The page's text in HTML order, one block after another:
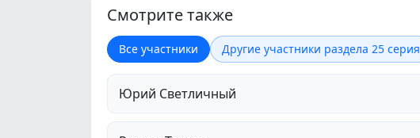
Смотрите также
Все участники Другие участники раздела 25 серия
Юрий Светличный